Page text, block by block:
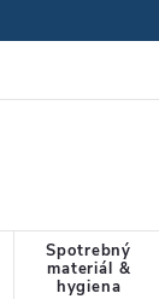
Spotrebný
materiál &
hygiena